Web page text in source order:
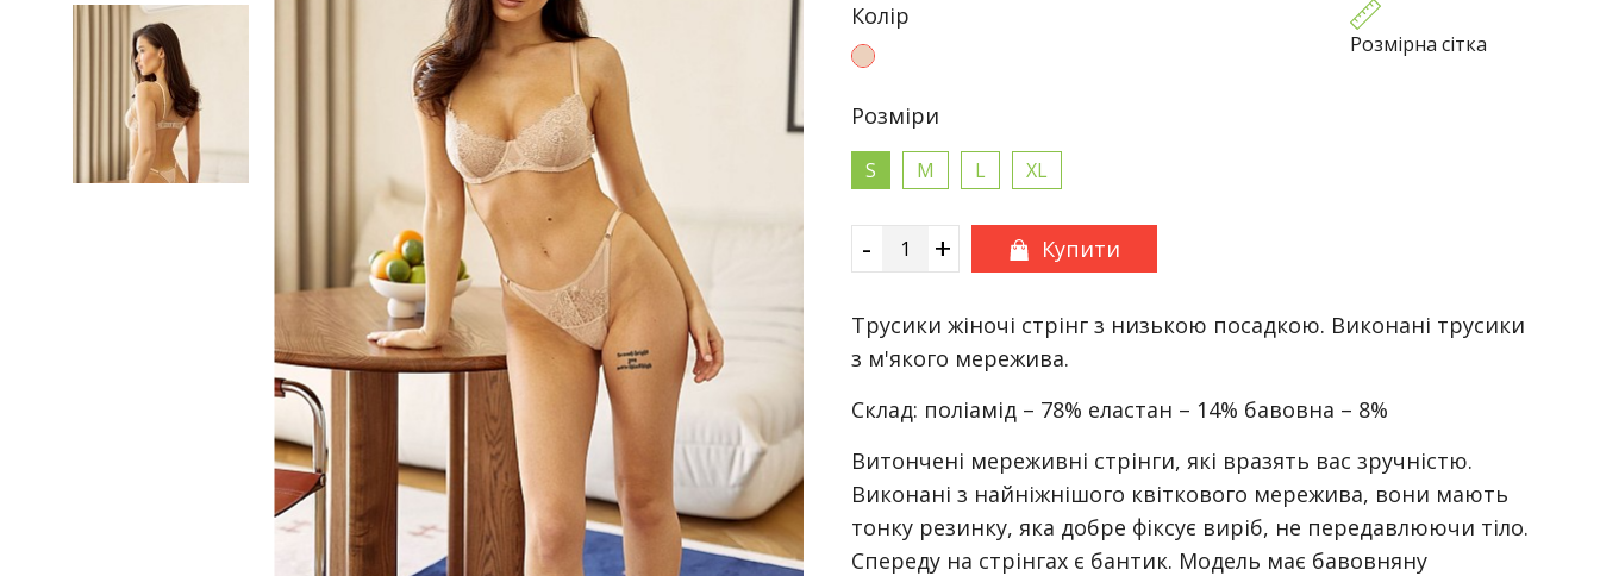
Колiр
Розмiри
S M L XL
Розмірна сітка
- + Купити
Трусики жіночі стрінг з низькою посадкою. Виконані трусики
з м'якого мережива.
Склад: поліамід – 78% еластан – 14% бавовна – 8%
Витончені мереживні стрінги, які вразять вас зручністю.
Виконані з найніжнішого квіткового мережива, вони мають
тонку резинку, яка добре фіксує виріб, не передавлюючи тіло.
Спереду на стрінгах є бантик. Модель має бавовняну